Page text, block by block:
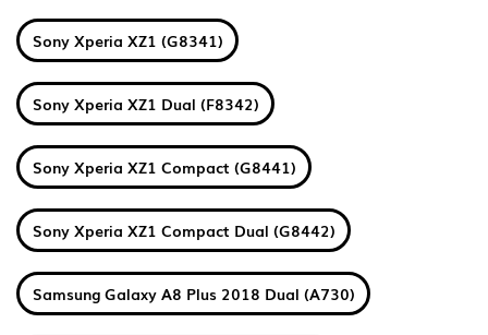
Sony Xperia XZ1 (G8341)
Sony Xperia XZ1 Dual (F8342)
Sony Xperia XZ1 Compact (G8441)
Sony Xperia XZ1 Compact Dual (G8442)
Samsung Galaxy A8 Plus 2018 Dual (A730)